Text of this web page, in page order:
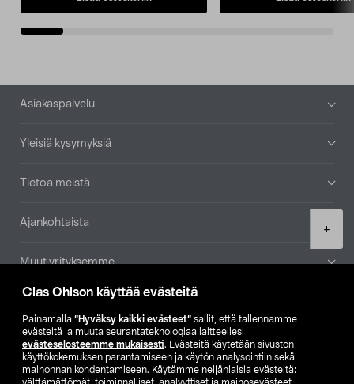
Clas Ohlson käyttää evästeitä
Painamalla ”Hyväksy kaikki evästeet” sallit, että tallennamme
evästeitä ja muuta seurantateknologiaa laitteellesi
evästeselosteemme mukaisesti. Evästeitä käytetään sivuston
käyttökokemuksen parantamiseen ja käytön analysointiin sekä
mainonnan kohdentamiseen. Käytämme neljänlaisia evästeitä:
+
Alatunniste
Asiakaspalvelu
Yleisiä kysymyksiä
Tietoa meistä
Ajankohtaista
Muut yrityksemme
Etsi myymälä
SE NO FI
FI SV